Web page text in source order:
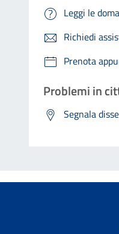
Leggi le
Richiedi
Prenota
Problemi in
Segnala